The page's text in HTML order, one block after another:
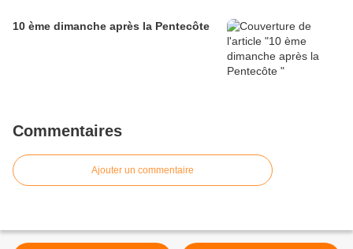
10 ème dimanche après la Pentecôte
Commentaires
Ajouter un commentaire